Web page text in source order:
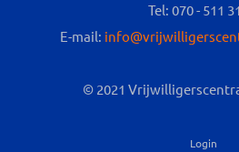
Tel: 070 - 511
E-mail:
© 2021
Login